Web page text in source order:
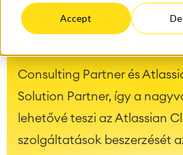
Accept
keresztül
A catworkx hivatalos AWS
Consulting Partner és
Solution Partner, így a
lehetővé teszi az Atlassian
szolgáltatások beszerzését